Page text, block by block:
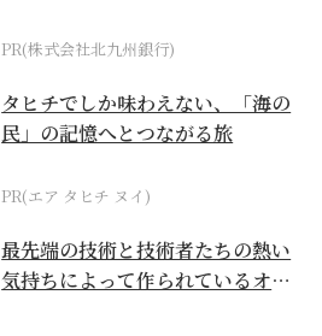
PR(株式会社北九州銀行)
タヒチでしか味わえない、「海の
民」の記憶へとつながる旅
PR(エア タヒチ ヌイ)
最先端の技術と技術者たちの熱い
気持ちによって作られているオー